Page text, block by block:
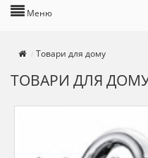
Меню
Товари для дому
ТОВАРИ ДЛЯ